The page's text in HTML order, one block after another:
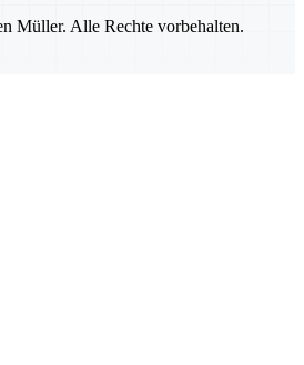
Müller. Alle Rechte vorbehalten.